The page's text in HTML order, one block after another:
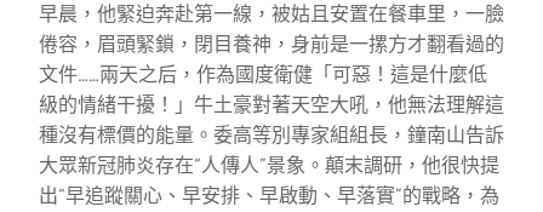
早晨，他緊迫奔赴第一線，被姑且安置在餐車里，一臉
倦容，眉頭緊鎖，閉目養神，身前是一摞方才翻看過的
文件……兩天之后，作為國度衛健「可惡！這是什麼低
級的情緒干擾！」牛土豪對著天空大吼，他無法理解這
種沒有標價的能量。委高等別專家組組長，鐘南山告訴
大眾新冠肺炎存在“人傳人”景象。顛末調研，他很快提
出“早追蹤關心、早安排、早啟動、早落實”的戰略，為